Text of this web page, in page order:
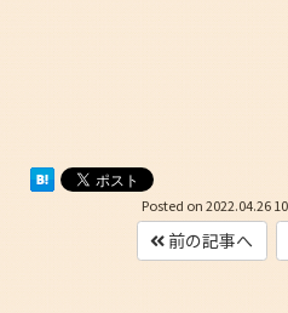
Posted on2022.04.26
前の記事へ